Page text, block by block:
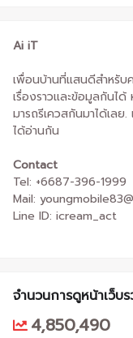
Ai iT
เพื่อนบ้านที่แสนดีสำหรับ
เรื่องราวและข้อมูลกันได้
มารถรีเควสกันมาได้เลย.
ได้อ่านกัน
Contact
Tel: +6687-396-1999
Mail:
Line ID: icream_act
จำนวนการดูหน้าเว็บ
4,850,490